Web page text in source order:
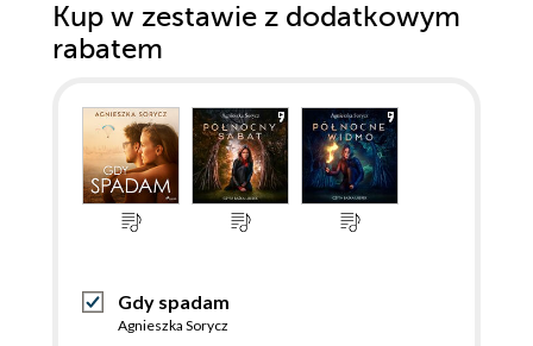
Kup w zestawie z dodatkowym
rabatem
Gdy spadam
Agnieszka Sorycz